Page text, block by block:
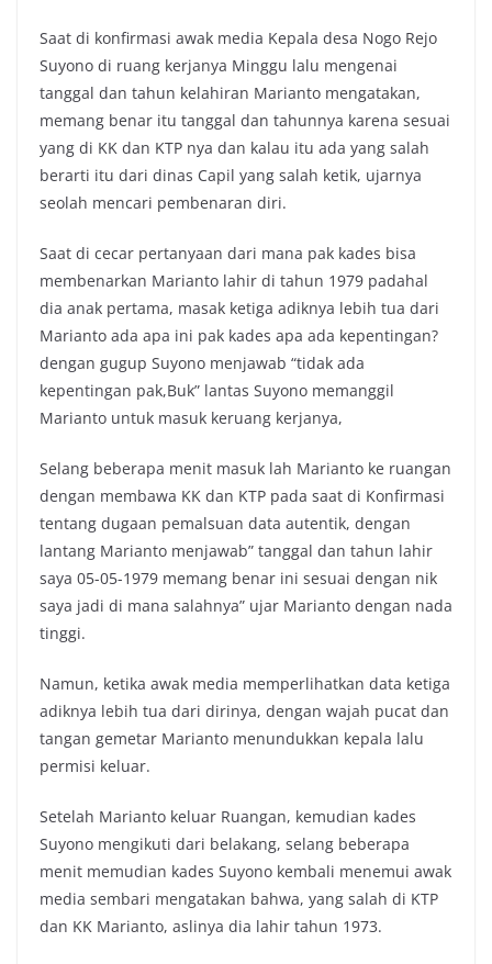
Saat di konfirmasi awak media Kepala desa Nogo Rejo
Suyono di ruang kerjanya Minggu lalu mengenai
tanggal dan tahun kelahiran Marianto mengatakan,
memang benar itu tanggal dan tahunnya karena sesuai
yang di KK dan KTP nya dan kalau itu ada yang salah
berarti itu dari dinas Capil yang salah ketik, ujarnya
seolah mencari pembenaran diri.
Saat di cecar pertanyaan dari mana pak kades bisa
membenarkan Marianto lahir di tahun 1979 padahal
dia anak pertama, masak ketiga adiknya lebih tua dari
Marianto ada apa ini pak kades apa ada kepentingan?
dengan gugup Suyono menjawab “tidak ada
kepentingan pak,Buk” lantas Suyono memanggil
Marianto untuk masuk keruang kerjanya,
Selang beberapa menit masuk lah Marianto ke ruangan
dengan membawa KK dan KTP pada saat di Konfirmasi
tentang dugaan pemalsuan data autentik, dengan
lantang Marianto menjawab” tanggal dan tahun lahir
saya 05-05-1979 memang benar ini sesuai dengan nik
saya jadi di mana salahnya” ujar Marianto dengan nada
tinggi.
Namun, ketika awak media memperlihatkan data ketiga
adiknya lebih tua dari dirinya, dengan wajah pucat dan
tangan gemetar Marianto menundukkan kepala lalu
permisi keluar.
Setelah Marianto keluar Ruangan, kemudian kades
Suyono mengikuti dari belakang, selang beberapa
menit memudian kades Suyono kembali menemui awak
media sembari mengatakan bahwa, yang salah di KTP
dan KK Marianto, aslinya dia lahir tahun 1973.